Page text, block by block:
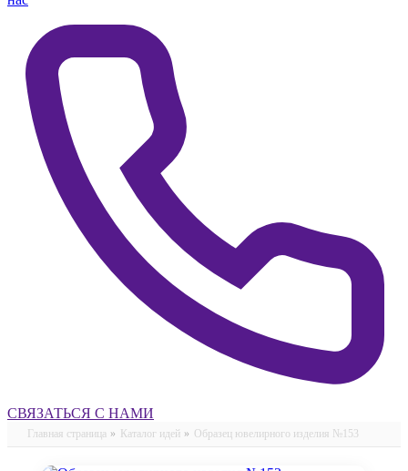
СВЯЗАТЬСЯ С НАМИ
Главная страница » Каталог идей » Образец ювелирного изделия №153